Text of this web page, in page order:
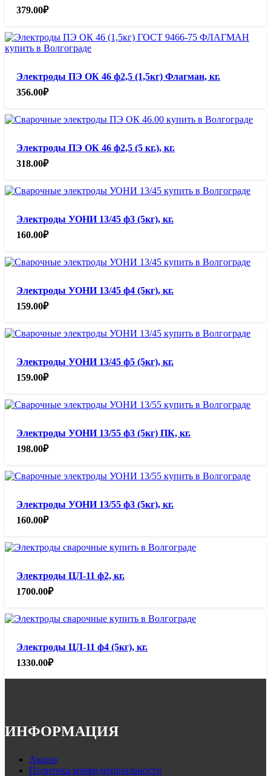
379.00₽
Электроды ПЭ ОК 46 ф2,5 (1,5кг) Флагман, кг.
356.00₽
Электроды ПЭ ОК 46 ф2,5 (5 кг.), кг.
318.00₽
Электроды УОНИ 13/45 ф3 (5кг), кг.
160.00₽
Электроды УОНИ 13/45 ф4 (5кг), кг.
159.00₽
Электроды УОНИ 13/45 ф5 (5кг), кг.
159.00₽
Электроды УОНИ 13/55 ф3 (5кг) ПК, кг.
198.00₽
Электроды УОНИ 13/55 ф3 (5кг), кг.
160.00₽
Электроды ЦЛ-11 ф2, кг.
1700.00₽
Электроды ЦЛ-11 ф4 (5кг), кг.
1330.00₽
ИНФОРМАЦИЯ
Акции
Политика конфиденциальности